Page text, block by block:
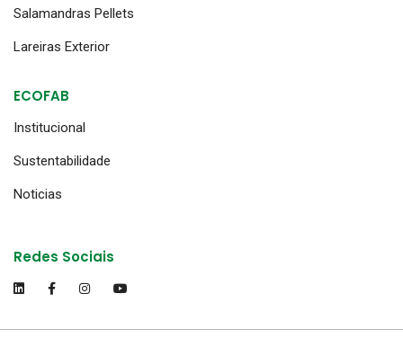
Salamandras Pellets
Lareiras Exterior
ECOFAB
Institucional
Sustentabilidade
Noticias
Redes Sociais